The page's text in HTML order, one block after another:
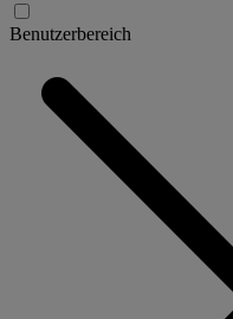
Benutzerbereich